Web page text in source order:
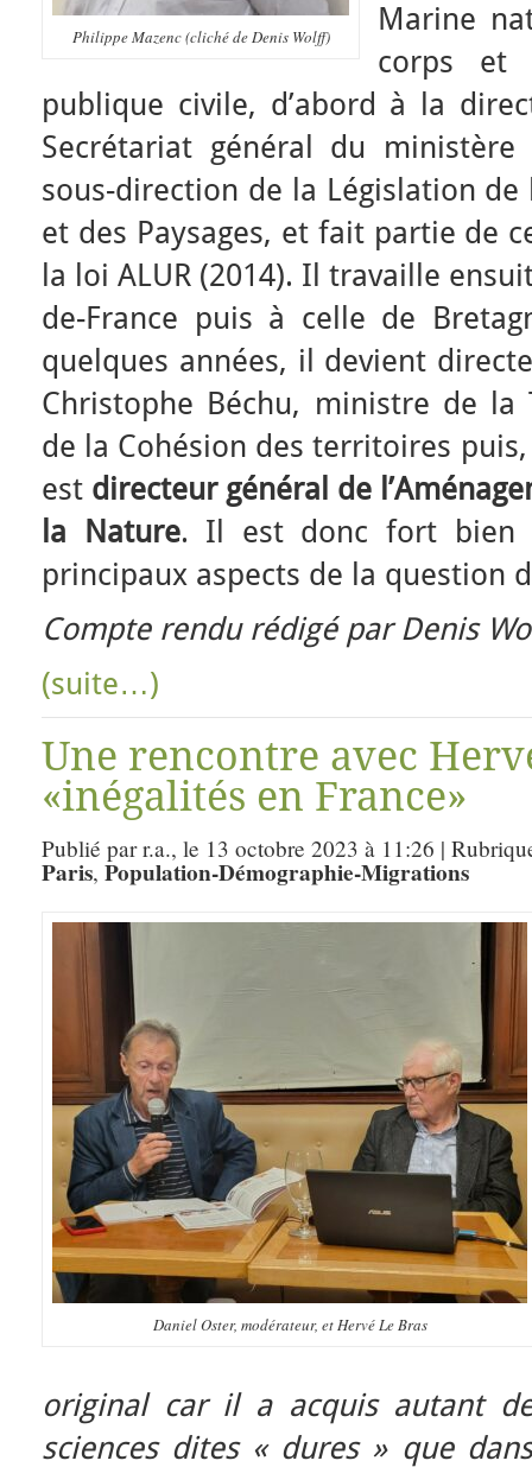
Philippe Mazenc (cliché de Denis Wolff)
Marine
corps et
publique civile, d’abord à la
Secrétariat général du
sous-direction de la Législation de
et des Paysages, et fait partie de
la loi ALUR (2014). Il travaille
de-France puis à celle de
quelques années, il devient
Christophe Béchu, ministre de la
de la Cohésion des territoires
est directeur général de
la Nature. Il est donc fort bien
principaux aspects de la question
Compte rendu rédigé par Denis
(suite…)
Une rencontre avec
«inégalités en France»
Publié par r.a., le 13 octobre 2023 à 11:26 |
Paris, Population-Démographie-Migrations
Daniel Oster, modérateur, et Hervé Le Bras
original car il a acquis autant
sciences dites « dures » que